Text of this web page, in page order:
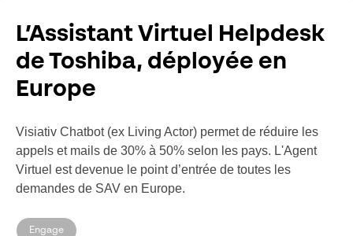
L’Assistant Virtuel Helpdesk
de Toshiba, déployée en
Europe
Visiativ Chatbot (ex Living Actor) permet de réduire les
appels et mails de 30% à 50% selon les pays. L'Agent
Virtuel est devenue le point d’entrée de toutes les
demandes de SAV en Europe.
Engage